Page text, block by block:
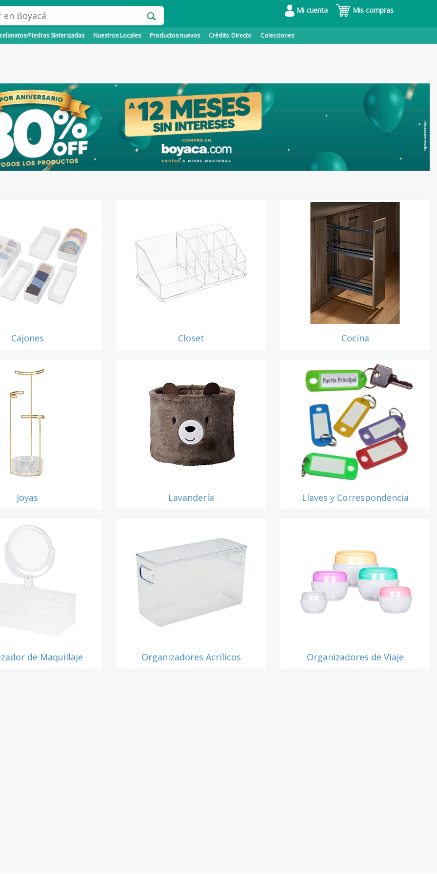
Mi cuenta Mis compras
Piedras Sinterizadas Nuestros Locales Productos nuevos Crédito Directo Colecciones
Cajones Closet Cocina
Joyas Lavandería Llaves y Correspondencia
de Maquillaje Organizadores Acrílicos Organizadores de Viaje